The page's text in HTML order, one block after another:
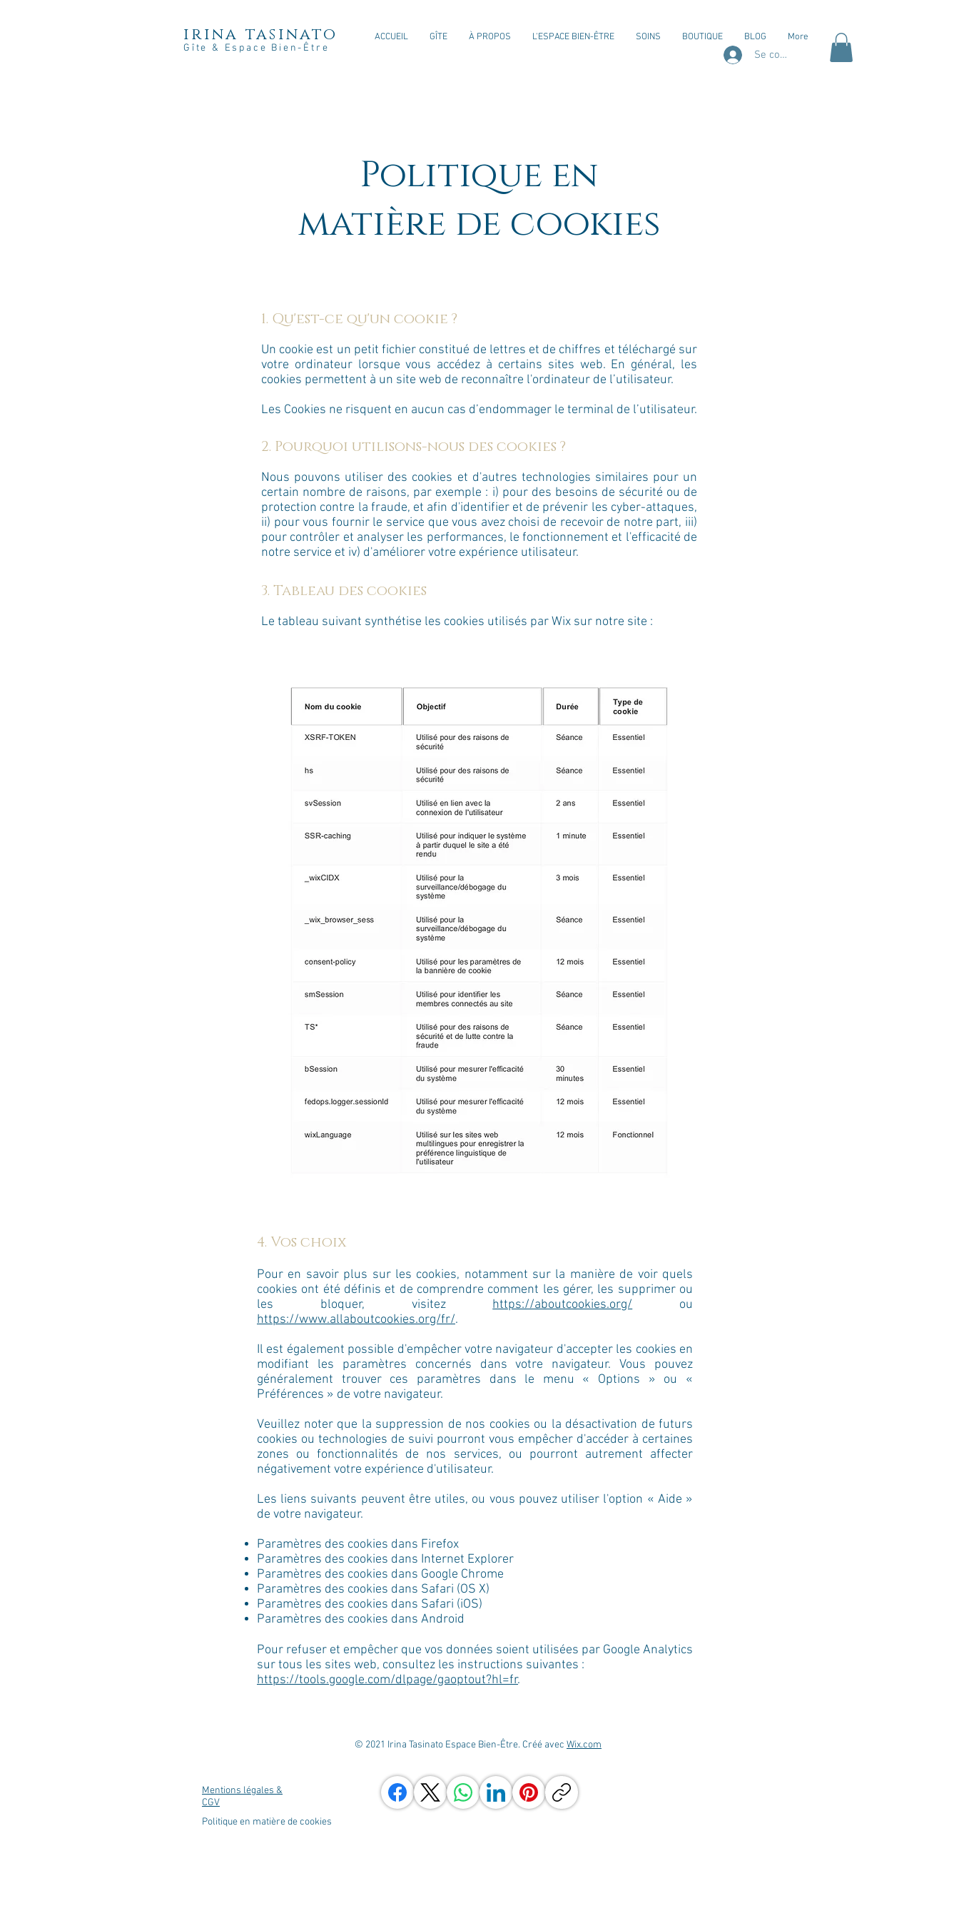
irina tasinato
Gîte & Espace Bien-Être
ACCUEIL GÎTE À PROPOS L'ESPACE BIEN-ÊTRE SOINS BOUTIQUE BLOG More
Se connecter
Politique en
matière de cookies
1. Qu'est-ce qu'un cookie ?
Un cookie est un petit fichier constitué de lettres et de chiffres et téléchargé sur
votre ordinateur lorsque vous accédez à certains sites web. En général, les
cookies permettent à un site web de reconnaître l'ordinateur de l’utilisateur.
​Les Cookies ne risquent en aucun cas d’endommager le terminal de l’utilisateur.
2. Pourquoi utilisons-nous des cookies ?
Nous pouvons utiliser des cookies et d'autres technologies similaires pour un
certain nombre de raisons, par exemple : i) pour des besoins de sécurité ou de
protection contre la fraude, et afin d'identifier et de prévenir les cyber-attaques,
ii) pour vous fournir le service que vous avez choisi de recevoir de notre part, iii)
pour contrôler et analyser les performances, le fonctionnement et l'efficacité de
notre service et iv) d'améliorer votre expérience utilisateur.
3. Tableau des cookies
Le tableau suivant synthétise les cookies utilisés par Wix sur notre site :
4. Vos choix
Pour en savoir plus sur les cookies, notamment sur la manière de voir quels
cookies ont été définis et de comprendre comment les gérer, les supprimer ou
les bloquer, visitez https://aboutcookies.org/ ou
https://www.allaboutcookies.org/fr/.
Il est également possible d'empêcher votre navigateur d'accepter les cookies en
modifiant les paramètres concernés dans votre navigateur. Vous pouvez
généralement trouver ces paramètres dans le menu « Options » ou «
Préférences » de votre navigateur.
Veuillez noter que la suppression de nos cookies ou la désactivation de futurs
cookies ou technologies de suivi pourront vous empêcher d'accéder à certaines
zones ou fonctionnalités de nos services, ou pourront autrement affecter
négativement votre expérience d'utilisateur.
Les liens suivants peuvent être utiles, ou vous pouvez utiliser l'option « Aide »
de votre navigateur.
Paramètres des cookies dans Firefox
Paramètres des cookies dans Internet Explorer
Paramètres des cookies dans Google Chrome
Paramètres des cookies dans Safari (OS X)
Paramètres des cookies dans Safari (iOS)
Paramètres des cookies dans Android
Pour refuser et empêcher que vos données soient utilisées par Google Analytics
sur tous les sites web, consultez les instructions suivantes :
https://tools.google.com/dlpage/gaoptout?hl=fr.
© 2021 Irina Tasinato Espace Bien-Être. Créé avec Wix.com
Mentions légales &
CGV
Politique en matière de cookies